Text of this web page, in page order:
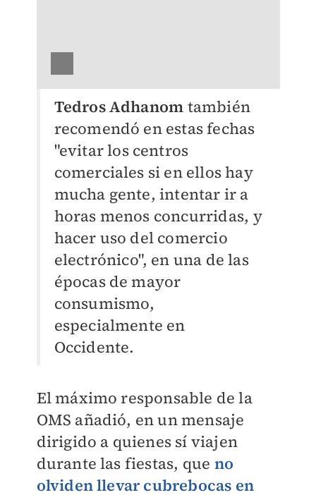
Tedros Adhanom también
recomendó en estas fechas
"evitar los centros
comerciales si en ellos hay
mucha gente, intentar ir a
horas menos concurridas, y
hacer uso del comercio
electrónico", en una de las
épocas de mayor
consumismo,
especialmente en
Occidente.
El máximo responsable de la
OMS añadió, en un mensaje
dirigido a quienes sí viajen
durante las fiestas, que no
olviden llevar cubrebocas en